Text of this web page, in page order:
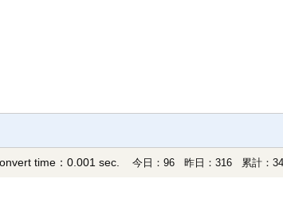
time：0.001 sec. 今日：96 昨日：316 累計：